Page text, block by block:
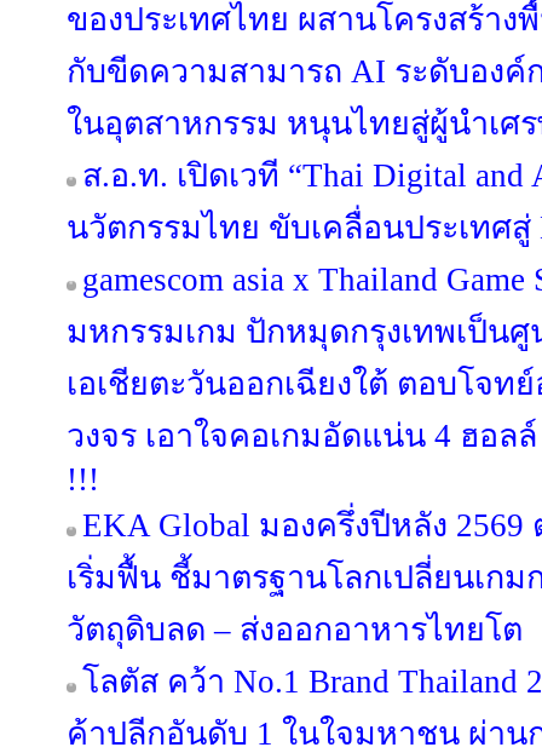
ของประเทศไทย ผสานโครงสร้า
กับขีดความสามารถ AI ระดับองค์
ในอุตสาหกรรม หนุนไทยสู่ผู้นำเศ
ส.อ.ท. เปิดเวที “Thai Digital and
นวัตกรรมไทย ขับเคลื่อนประเทศสู่
gamescom asia x Thailand
มหกรรมเกม ปักหมุดกรุงเทพเป็น
เอเชียตะวันออกเฉียงใต้ ตอบโจท
วงจร เอาใจคอเกมอัดแน่น 4 ฮอ
!!!
EKA Global มองครึ่งปีหลัง
เริ่มฟื้น ชี้มาตรฐานโลกเปลี่ยนเก
วัตถุดิบลด – ส่งออกอาหารไทยโต
โลตัส คว้า No.1 Brand
ค้าปลีกอันดับ 1 ในใจมหาชน ผ่าน